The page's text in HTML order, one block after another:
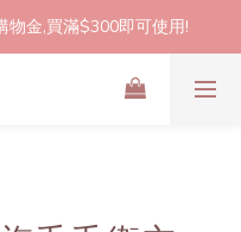
延長🎉!shop now!)
物金,買滿$300即可使用!
延長🎉!shop now!)